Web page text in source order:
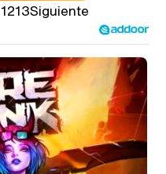
1213Siguiente